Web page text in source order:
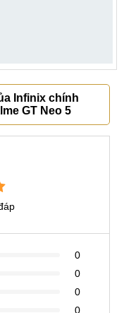
Infinix chính
GT Neo 5
0
0
0
0